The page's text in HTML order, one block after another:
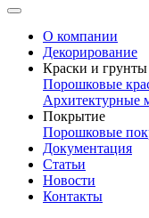
О компании
Декорирование
Краски и грунты
Порошковые
Архитектурные
Покрытие
Порошковые
Документация
Статьи
Новости
Контакты